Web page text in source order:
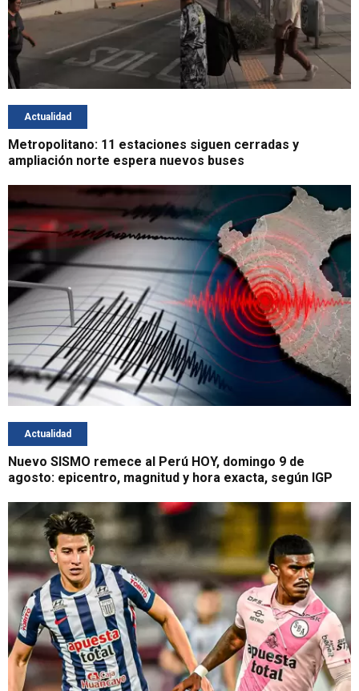
Actualidad
Metropolitano: 11 estaciones siguen cerradas y
ampliación norte espera nuevos buses
Actualidad
Nuevo SISMO remece al Perú HOY, domingo 9 de
agosto: epicentro, magnitud y hora exacta, según IGP